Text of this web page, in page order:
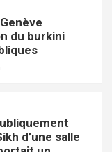
du burkini
d’une salle